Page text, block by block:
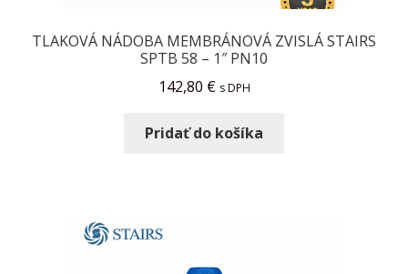
TLAKOVÁ NÁDOBA MEMBRÁNOVÁ ZVISLÁ STAIRS
SPTB 58 – 1″ PN10
142,80 € s DPH
Pridať do košíka